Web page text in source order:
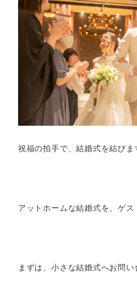
祝福の拍手で、結婚式を結びま
アットホームな結婚式を、ゲ
まずは、小さな結婚式へお問い